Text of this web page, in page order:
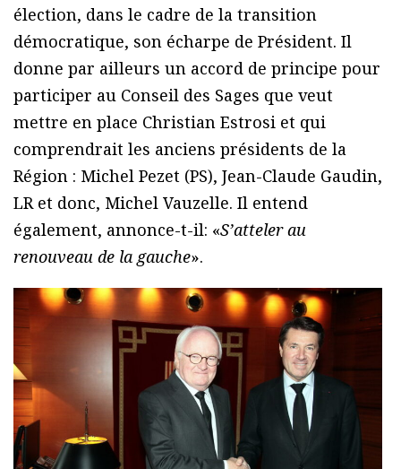
élection, dans le cadre de la transition
démocratique, son écharpe de Président. Il
donne par ailleurs un accord de principe pour
participer au Conseil des Sages que veut
mettre en place Christian Estrosi et qui
comprendrait les anciens présidents de la
Région : Michel Pezet (PS), Jean-Claude Gaudin,
LR et donc, Michel Vauzelle. Il entend
également, annonce-t-il: «S’atteler au
renouveau de la gauche».